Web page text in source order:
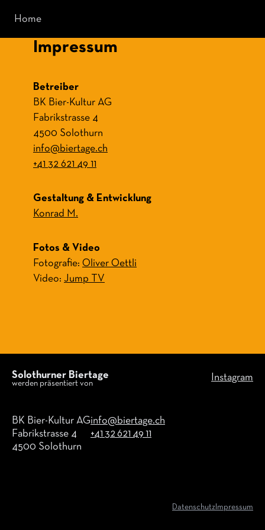
Home
Impressum
Betreiber
BK Bier-Kultur AG
Fabrikstrasse 4
4500 Solothurn
info@biertage.ch
+41 32 621 49 11
Gestaltung & Entwicklung
Konrad M.
Fotos & Video
Fotografie: Oliver Oettli
Video: Jump TV
Solothurner Biertage
werden präsentiert von
BK Bier-Kultur AG
Fabrikstrasse 4
4500 Solothurn
info@biertage.ch
+41 32 621 49 11
Instagram
Datenschutz Impressum